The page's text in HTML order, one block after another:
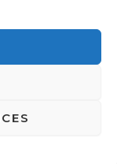
Powered by